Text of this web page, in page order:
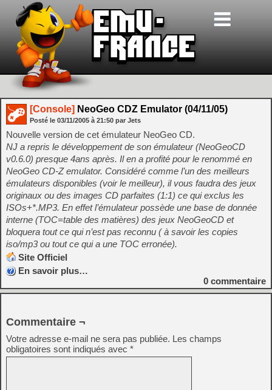
[Console] NeoGeo CDZ Emulator (04/11/05)
Posté le 03/11/2005 à 21:50 par Jets
Nouvelle version de cet émulateur NeoGeo CD.
NJ a repris le développement de son émulateur (NeoGeoCD
v0.6.0) presque 4ans après. Il en a profité pour le renommé en
NeoGeo CD-Z emulator. Considéré comme l’un des meilleurs
émulateurs disponibles (voir le meilleur), il vous faudra des jeux
originaux ou des images CD parfaites (1:1) ce qui exclus les
ISOs+*.MP3. En effet l’émulateur possède une base de donnée
interne (TOC=table des matières) des jeux NeoGeoCD et
bloquera tout ce qui n’est pas reconnu ( à savoir les copies
iso/mp3 ou tout ce qui a une TOC erronée).
Site Officiel
En savoir plus…
0 commentaire
Commentaire ¬
Votre adresse e-mail ne sera pas publiée. Les champs
obligatoires sont indiqués avec *